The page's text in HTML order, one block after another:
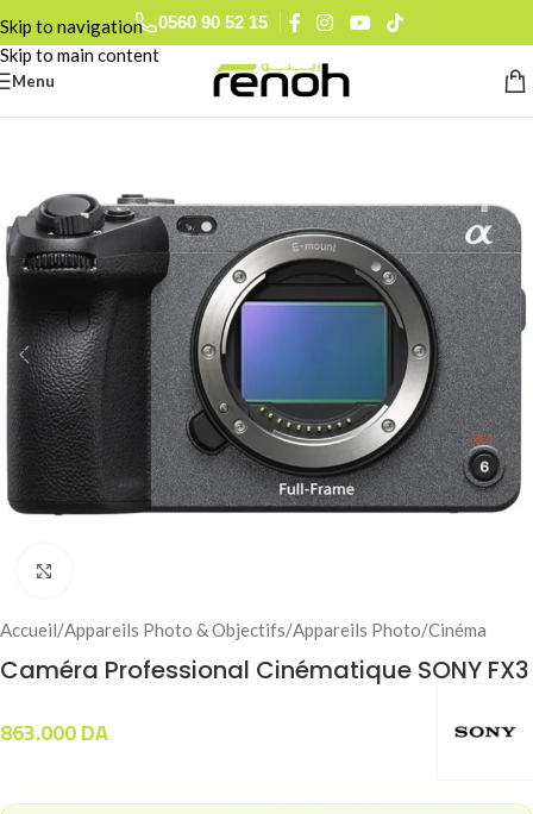
Skip to navigation
Skip to main content
0560 90 52 15
Menu
Accueil/Appareils Photo & Objectifs/Appareils Photo/Cinéma
Caméra Professional Cinématique SONY FX3
863.000DA